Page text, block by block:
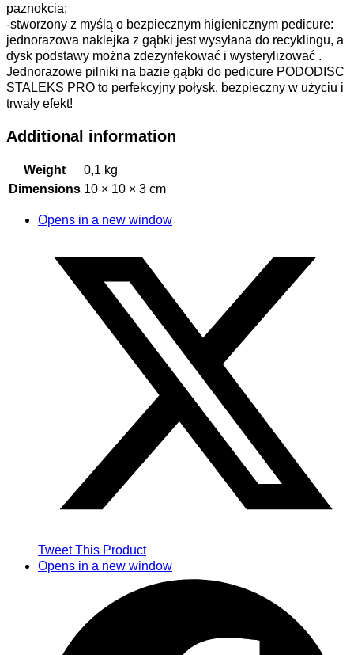
paznokcia;
-stworzony z myślą o bezpiecznym higienicznym pedicure:
jednorazowa naklejka z gąbki jest wysyłana do recyklingu, a
dysk podstawy można zdezynfekować i wysterylizować .
Jednorazowe pilniki na bazie gąbki do pedicure PODODISC
STALEKS PRO to perfekcyjny połysk, bezpieczny w użyciu i
trwały efekt!
Additional information
Weight
0,1 kg
Dimensions 10 × 10 × 3 cm
Opens in a new window
Tweet This Product
Opens in a new window